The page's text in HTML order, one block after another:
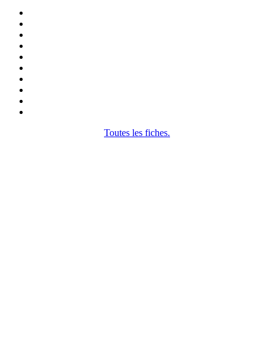
Toutes les fiches.